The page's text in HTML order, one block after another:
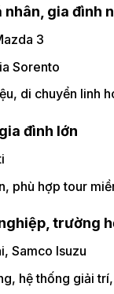
nhân, gia đình
3
Sorento
di chuyển linh
đình lớn
phù hợp tour
trường
Samco Isuzu
hệ thống giải